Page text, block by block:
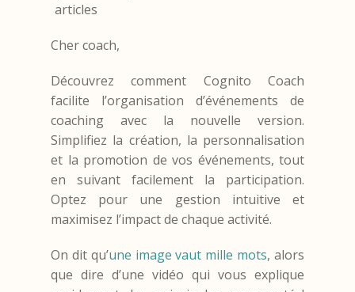
articles
Cher coach,
Découvrez comment Cognito Coach
facilite l’organisation d’événements de
coaching avec la nouvelle version.
Simplifiez la création, la personnalisation
et la promotion de vos événements, tout
en suivant facilement la participation.
Optez pour une gestion intuitive et
maximisez l’impact de chaque activité.
On dit qu’une image vaut mille mots, alors
que dire d’une vidéo qui vous explique